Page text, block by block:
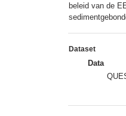
beleid van de
Dataset
Data